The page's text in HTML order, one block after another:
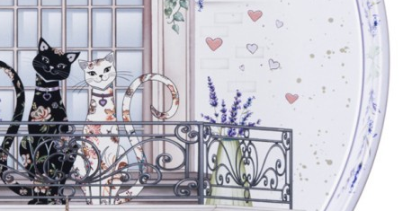
Категория
Подносы
Ширина
коробки
0,33
Высота
коробки
0,021
Бренд
Agness
Рассказать друзьям!
Купить Поднос сервировочный agness 33*2,1 см Agness (898-
250)
Артикул:898-250(U)